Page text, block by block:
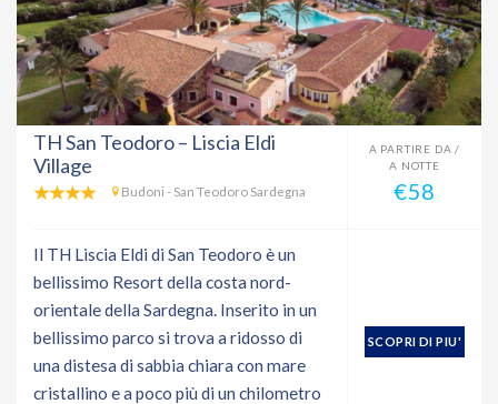
TH San Teodoro – Liscia Eldi
Village
Budoni - San Teodoro Sardegna
A PARTIRE DA /
A NOTTE
€58
Il TH Liscia Eldi di San Teodoro è un
bellissimo Resort della costa nord-
orientale della Sardegna. Inserito in un
bellissimo parco si trova a ridosso di
una distesa di sabbia chiara con mare
cristallino e a poco più di un chilometro
SCOPRI DI PIU'